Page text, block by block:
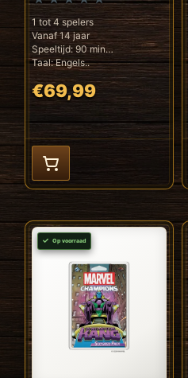
1 tot 4 spelers
Vanaf 14 jaar
Speeltijd: 90 min
Taal: Engels..
€69,99
Op voorraad